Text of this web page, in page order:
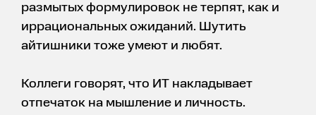
размытых формулировок не терпят, как и
иррациональных ожиданий. Шутить
айтишники тоже умеют и любят.
Коллеги говорят, что ИТ накладывает
отпечаток на мышление и личность.